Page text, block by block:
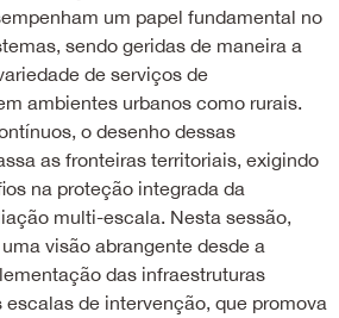
um papel fundamental no
sendo geridas de maneira a
de serviços de
ambientes urbanos como rurais.
o desenho dessas
as fronteiras territoriais, exigindo
na proteção integrada da
multi-escala. Nesta sessão,
visão abrangente desde a
das infraestruturas
de intervenção, que promova